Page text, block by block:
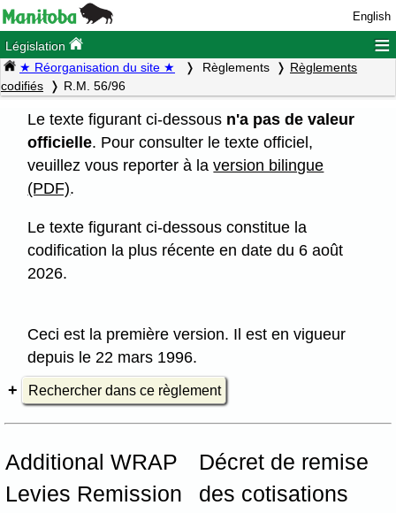
English
Législation ≡
★ Réorganisation du site ★ Règlements
Règlements
codifiés
R.M. 56/96
Le texte figurant ci-dessous n'a pas de valeur
officielle. Pour consulter le texte officiel,
veuillez vous reporter à laversion bilingue
(PDF).
Le texte figurant ci-dessous constitue la
codification la plus récente en date du 6 août
2026.
Ceci est la première version. Il est en vigueur
depuis le 22 mars 1996.
Rechercher dans ce règlement
Additional WRAP
Levies Remission
Décret de remise
des cotisations